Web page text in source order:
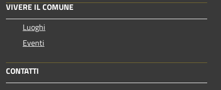
VIVERE IL COMUNE
Luoghi
Eventi
CONTATTI